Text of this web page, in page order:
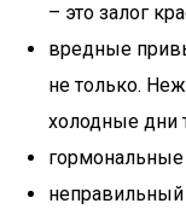
– это залог
вредные
не только.
холодные дни
гормональные
неправильный